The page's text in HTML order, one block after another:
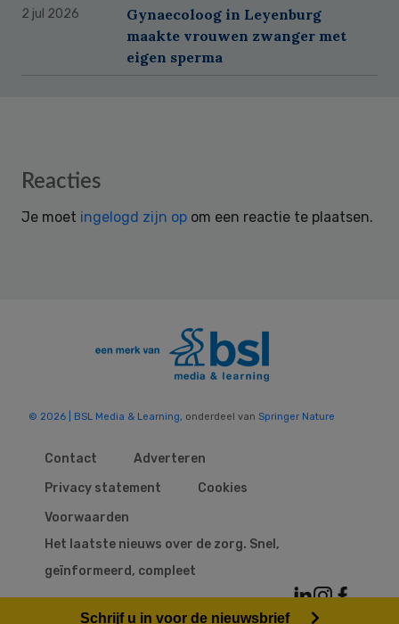
2 jul 2026
Gynaecoloog in Leyenburg
maakte vrouwen zwanger met
eigen sperma
Reader
Reacties
Je moet ingelogd zijn op om een reactie te plaatsen.
© 2026 | BSL Media & Learning, onderdeel van Springer Nature
Contact
Adverteren
Privacy statement
Cookies
Voorwaarden
Het laatste nieuws over de zorg. Snel,
geïnformeerd, compleet
Schrijf u in voor de nieuwsbrief